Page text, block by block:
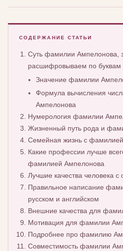
СОДЕРЖАНИЕ СТАТЬИ
Суть фамилии Ампелонова,
расшифровываем по буквам
Значение фамилии
Формула вычисления
Ампелонова
Нумерология фамилии
Жизненный путь рода и
Семейная жизнь с
Какие профессии лучше
фамилией Ампелонова
Лучшие качества человека
Правильное написание
русском и английском
Внешние качества для
Мотивация для фамилии
Подробнее про фамилию
Совместимость фамилии